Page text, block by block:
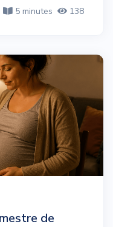
5 minutes 138
de